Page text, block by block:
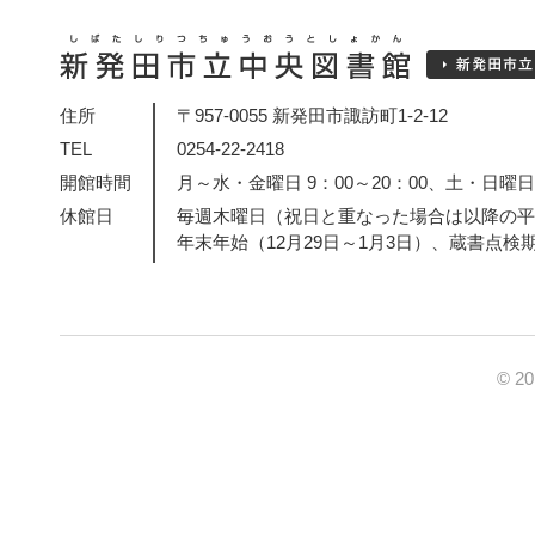
住所
〒957-0055 新発田市諏訪町1-2-12
TEL
0254-22-2418
開館時間
月～水・金曜日 9：00～20：00、土・日曜
休館日
毎週木曜日（祝日と重なった場合は以降の
年末年始（12月29日～1月3日）、蔵書点検
©